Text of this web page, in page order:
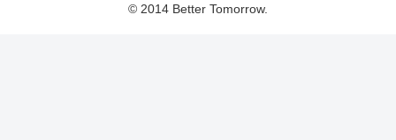
© 2014 Better Tomorrow.